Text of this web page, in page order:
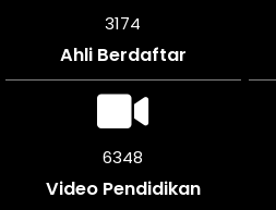
3642
Ahli Berdaftar
7278
Video Pendidikan